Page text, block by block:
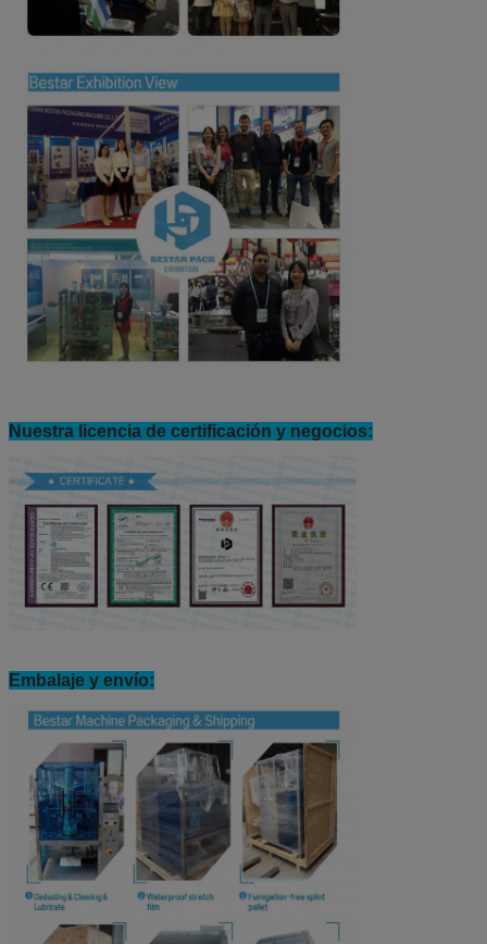
Nuestra licencia de certificación y negocios:
Embalaje y envío: